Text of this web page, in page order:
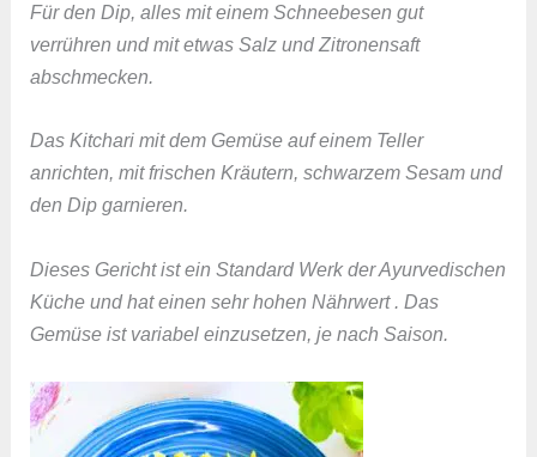
Für den Dip, alles mit einem Schneebesen gut
verrühren und mit etwas Salz und Zitronensaft
abschmecken.
Das Kitchari mit dem Gemüse auf einem Teller
anrichten, mit frischen Kräutern, schwarzem Sesam und
den Dip garnieren.
Dieses Gericht ist ein Standard Werk der Ayurvedischen
Küche und hat einen sehr hohen Nährwert . Das
Gemüse ist variabel einzusetzen, je nach Saison.